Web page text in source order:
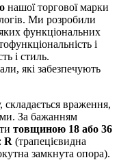
нашої торгової марки
Ми розробили
функціональних
і
і стиль.
які забезпечують
складається враження,
За бажанням
товщиною 18 або 36
R (трапецієвидна
замкнута опора).